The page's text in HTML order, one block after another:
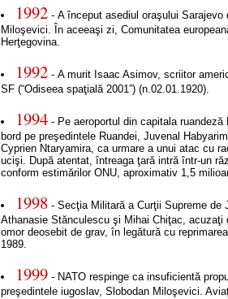
1992 - A început asediul oraşului
Miloşevici. În aceeaşi zi, Comunitatea
Herţegovina.
1992 - A murit Isaac Asimov, scriitor
SF (“Odiseea spaţială 2001”) (n.02.01.1920).
1994 - Pe aeroportul din capitala
bord pe preşedintele Ruandei, Juvenal
Cyprien Ntaryamira, ca urmare a unui atac cu
ucişi. După atentat, întreaga ţară intră într-un
conform estimărilor ONU, aproximativ 1,5
1998 - Secţia Militară a Curţii Supreme
Athanasie Stănculescu şi Mihai Chiţac,
omor deosebit de grav, în legătură cu
1989.
1999 - NATO respinge ca insuficientă
preşedintele iugoslav, Slobodan Miloşevici.